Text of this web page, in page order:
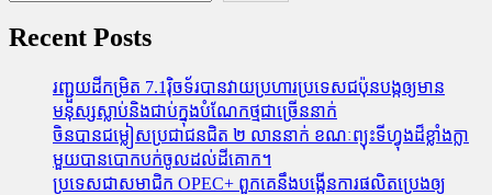
Recent Posts
រញ្ជួយដីកម្រិត​ 7.1រ៉ិចទ័របានវាយប្រហារប្រទេសជប៉ុនបង្កឲ្យមាន
មនុស្សស្លាប់​និង​ជាប់ក្នុងបំណែកថ្មជាច្រើននាក់
ចិនបានជម្លៀសប្រជាជនជិត ២ លាននាក់ ខណៈព្យុះទីហ្វុងដ៏ខ្លាំងក្លា
មួយបានបោកបក់ចូលដល់ដីគោក។
ប្រទេសជាសមាជិក OPEC+​ ពួកគេនឹងបង្កើនការផលិតប្រេងឲ្យ